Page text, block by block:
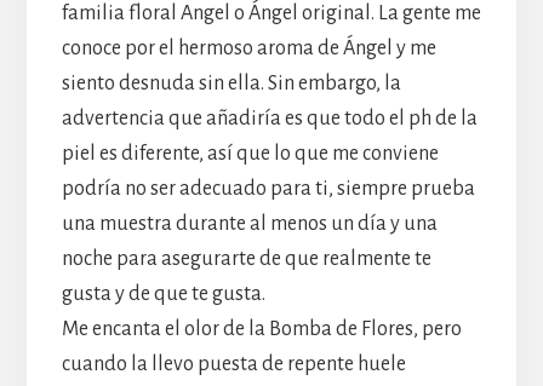
familia floral Angel o Ángel original. La gente me
conoce por el hermoso aroma de Ángel y me
siento desnuda sin ella. Sin embargo, la
advertencia que añadiría es que todo el ph de la
piel es diferente, así que lo que me conviene
podría no ser adecuado para ti, siempre prueba
una muestra durante al menos un día y una
noche para asegurarte de que realmente te
gusta y de que te gusta.
Me encanta el olor de la Bomba de Flores, pero
cuando la llevo puesta de repente huele